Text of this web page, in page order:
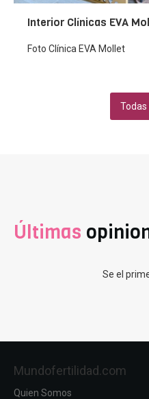
Interior Clínicas EVA
Foto Clínica EVA Mollet
Últimas
Se el
Mundofertilidad.com
Quien Somos